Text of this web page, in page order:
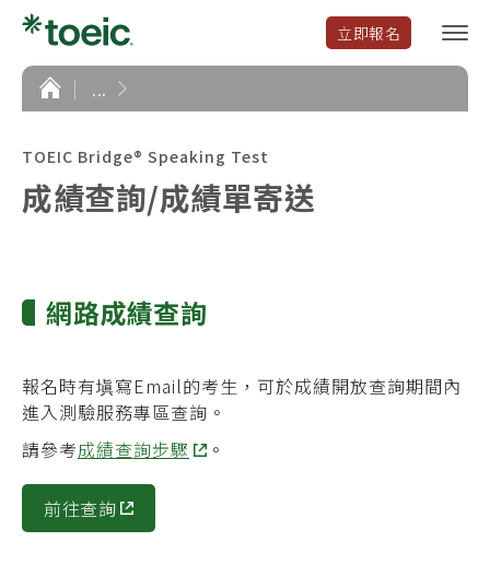
立即報名
選
單
首
頁
...
TOEIC Bridge® Speaking Test
成績查詢/成績單寄送
網路成績查詢
報名時有塡寫Email的考生，可於成績開放查詢期間內
進入測驗服務專區查詢。
請參考成績查詢步驟 。
前往查詢